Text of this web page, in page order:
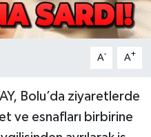
A- A+
Bolu’da ziyaretlerde
ve esnafları birbirine